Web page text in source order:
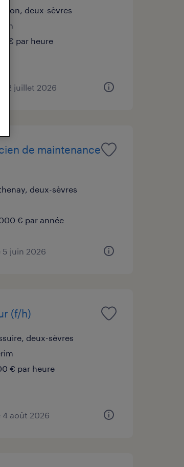
deux-sèvres
€ par heure
22 juillet 2026
de maintenance
deux-sèvres
€ par année
5 juin 2026
(f/h)
deux-sèvres
€ par heure
4 août 2026